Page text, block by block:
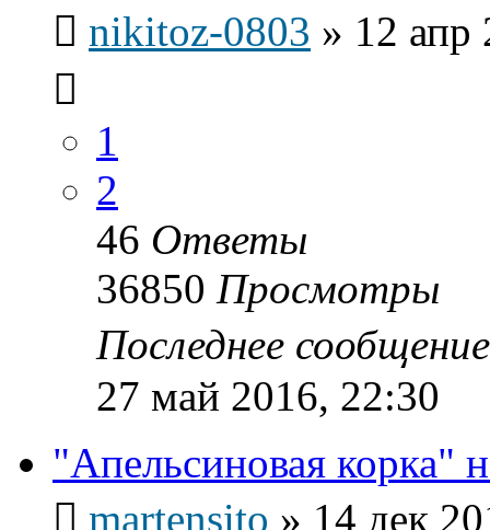
nikitoz-0803 » 12 апр
1
2
46 Ответы
36850 Просмотры
Последнее
27 май 2016, 22:30
"Апельсиновая корка"
martensito » 14 дек